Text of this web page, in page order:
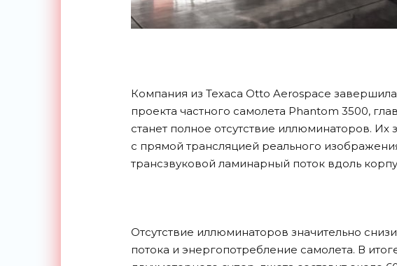
Компания из Техаса Otto Aerospace
проекта частного самолета Phantom 3500,
станет полное отсутствие иллюминаторов.
с прямой трансляцией реального
трансзвуковой ламинарный поток вдоль
Отсутствие иллюминаторов значительно
потока и энергопотребление самолета. В